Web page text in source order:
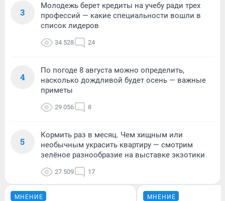
3
Молодежь берет кредиты на учебу ради трех
профессий — какие специальности вошли в
список лидеров
34 528 24
4
По погоде 8 августа можно определить,
насколько дождливой будет осень — важные
приметы
29 056 8
5
Кормить раз в месяц. Чем хищным или
необычным украсить квартиру — смотрим
зелёное разнообразие на выставке экзотики
27 509 17
МНЕНИЕ МНЕНИЕ